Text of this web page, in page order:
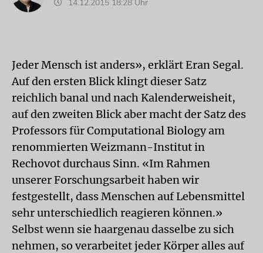
14.12.2015 18:28 Uhr
Jeder Mensch ist anders», erklärt Eran Segal.
Auf den ersten Blick klingt dieser Satz
reichlich banal und nach Kalenderweisheit,
auf den zweiten Blick aber macht der Satz des
Professors für Computational Biology am
renommierten Weizmann-Institut in
Rechovot durchaus Sinn. «Im Rahmen
unserer Forschungsarbeit haben wir
festgestellt, dass Menschen auf Lebensmittel
sehr unterschiedlich reagieren können.»
Selbst wenn sie haargenau dasselbe zu sich
nehmen, so verarbeitet jeder Körper alles auf